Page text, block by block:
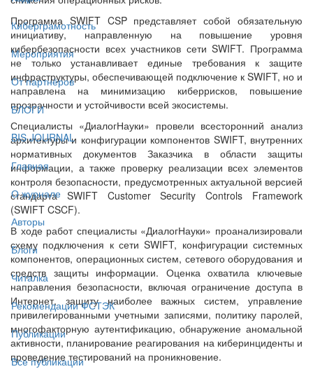
Киберграмотность
Мероприятия
От партнёров
БЛОГИ
BIS JOURNAL
Главная
О журнале
Авторы
Блоги
Читалка
Рекомендации ФСТЭК
Публикации
Все публикации
Программа SWIFT CSP представляет собой обязательную
инициативу, направленную на повышение уровня
кибербезопасности всех участников сети SWIFT. Программа
не только устанавливает единые требования к защите
инфраструктуры, обеспечивающей подключение к SWIFT, но и
направлена на минимизацию киберрисков, повышение
прозрачности и устойчивости всей экосистемы.
Специалисты «ДиалогНауки» провели всесторонний анализ
архитектуры и конфигурации компонентов SWIFT, внутренних
нормативных документов Заказчика в области защиты
информации, а также проверку реализации всех элементов
контроля безопасности, предусмотренных актуальной версией
стандарта SWIFT Customer Security Controls Framework
(SWIFT CSCF).
В ходе работ специалисты «ДиалогНауки» проанализировали
схему подключения к сети SWIFT, конфигурации системных
компонентов, операционных систем, сетевого оборудования и
средств защиты информации. Оценка охватила ключевые
направления безопасности, включая ограничение доступа в
Интернет, защиту наиболее важных систем, управление
привилегированными учетными записями, политику паролей,
многофакторную аутентификацию, обнаружение аномальной
активности, планирование реагирования на киберинциденты и
проведение тестирований на проникновение.